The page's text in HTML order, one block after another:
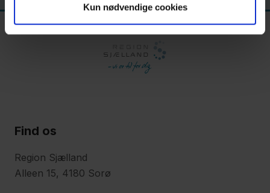
Kun nødvendige cookies
Find os
Region Sjælland
Alleen 15, 4180 Sorø